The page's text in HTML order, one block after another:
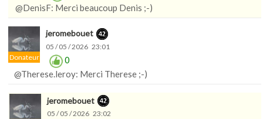
@DenisF: Merci beaucoup Denis ;-)
Donateur
jeromebouet
05 / 05 / 2026 23:01
0
@Therese.leroy: Merci Therese ;-)
jeromebouet
05 / 05 / 2026 23:02